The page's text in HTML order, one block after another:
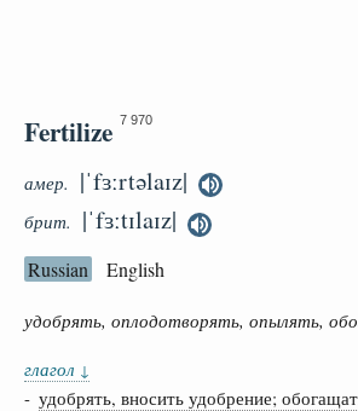
Fertilize 7 970
амер. |ˈfɜːrtəlaɪz|
брит. |ˈfɜːtɪlaɪz|
Russian English
удобрять, оплодотворять, опылять,
глагол ↓
- удобрять, вносить удобрение;